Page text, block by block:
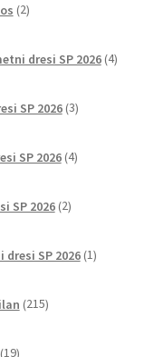
2izdelka
dresi SP 2026 4izdelki
SP 2026 3izdelki
SP 2026 4izdelki
SP 2026 2izdelka
SP 2026 1izdelek
215izdelkov
19